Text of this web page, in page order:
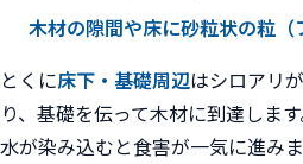
木材の隙間や床に砂粒状の粒（
とくに床下・基礎周辺はシロアリ
り、基礎を伝って木材に到達します
水が染み込むと食害が一気に進みま